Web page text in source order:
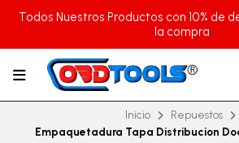
Todos Nuestros Productos con 10% de
la compra
Inicio
Repuestos
Empaquetadura Tapa Distribucion